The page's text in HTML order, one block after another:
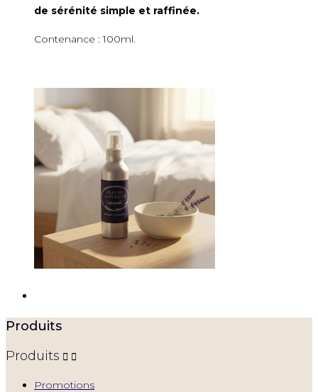
de sérénité simple et raffinée.
Contenance : 100ml.
Produits
Produits  
Promotions